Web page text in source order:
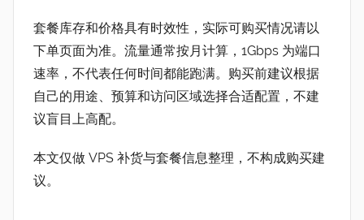
套餐库存和价格具有时效性，实际可购买情况请以
下单页面为准。流量通常按月计算，1Gbps 为端口
速率，不代表任何时间都能跑满。购买前建议根据
自己的用途、预算和访问区域选择合适配置，不建
议盲目上高配。
本文仅做 VPS 补货与套餐信息整理，不构成购买建
议。